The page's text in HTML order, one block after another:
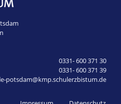
0331- 600 371 30
0331- 600 371 39
potsdam@kmp.schulerzbistum.de